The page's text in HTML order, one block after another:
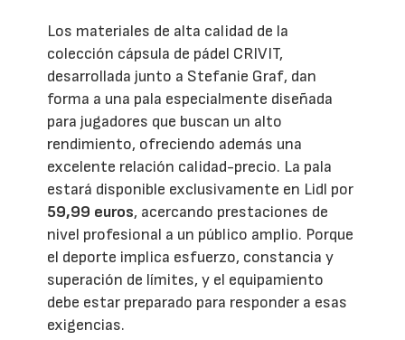
Los materiales de alta calidad de la
colección cápsula de pádel CRIVIT,
desarrollada junto a Stefanie Graf, dan
forma a una pala especialmente diseñada
para jugadores que buscan un alto
rendimiento, ofreciendo además una
excelente relación calidad-precio. La pala
estará disponible exclusivamente en Lidl por
59,99 euros, acercando prestaciones de
nivel profesional a un público amplio. Porque
el deporte implica esfuerzo, constancia y
superación de límites, y el equipamiento
debe estar preparado para responder a esas
exigencias.